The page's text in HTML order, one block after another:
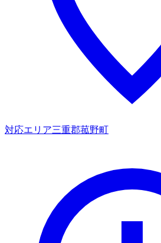
対応エリア三重郡菰野町